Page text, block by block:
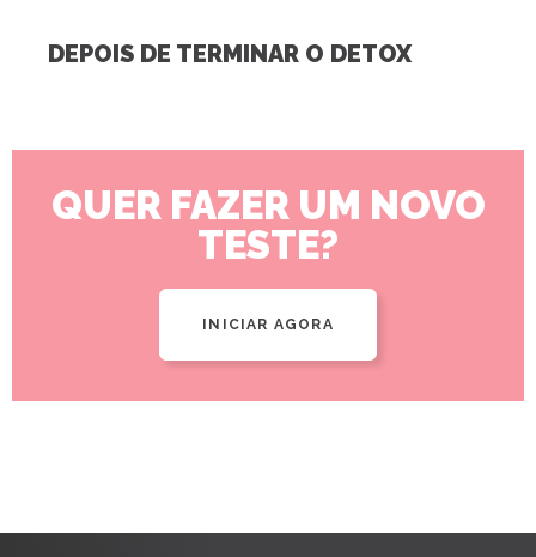
DEPOIS DE TERMINAR O DETOX
QUER FAZER UM NOVO
TESTE?
INICIAR AGORA